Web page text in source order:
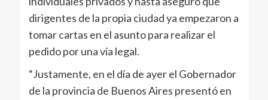
dirigentes de la propia ciudad ya empezaron a
tomar cartas en el asunto para realizar el
pedido por una vía legal.
“Justamente, en el día de ayer el Gobernador
de la provincia de Buenos Aires presentó en